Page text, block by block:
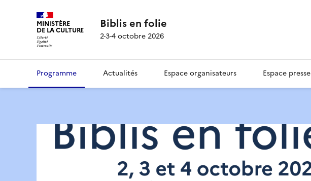
MINISTÈRE
DE LA CULTURE Biblis en folie
2-3-4 octobre 2026
Programme Actualités Espace organisateurs Espace presse